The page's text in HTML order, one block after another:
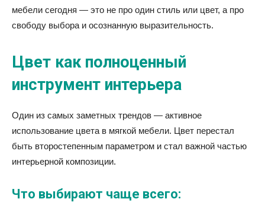
мебели сегодня — это не про один стиль или цвет, а про
свободу выбора и осознанную выразительность.
Цвет как полноценный
инструмент интерьера
Один из самых заметных трендов — активное
использование цвета в мягкой мебели. Цвет перестал
быть второстепенным параметром и стал важной частью
интерьерной композиции.
Что выбирают чаще всего: